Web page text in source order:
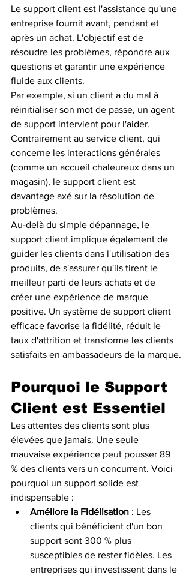
Le support client est l'assistance qu'une
entreprise fournit avant, pendant et
après un achat. L'objectif est de
résoudre les problèmes, répondre aux
questions et garantir une expérience
fluide aux clients.
Par exemple, si un client a du mal à
réinitialiser son mot de passe, un agent
de support intervient pour l'aider.
Contrairement au service client, qui
concerne les interactions générales
(comme un accueil chaleureux dans un
magasin), le support client est
davantage axé sur la résolution de
problèmes.
Au-delà du simple dépannage, le
support client implique également de
guider les clients dans l'utilisation des
produits, de s'assurer qu'ils tirent le
meilleur parti de leurs achats et de
créer une expérience de marque
positive. Un système de support client
efficace favorise la fidélité, réduit le
taux d'attrition et transforme les clients
satisfaits en ambassadeurs de la marque.
Pourquoi le Support
Client est Essentiel
Les attentes des clients sont plus
élevées que jamais. Une seule
mauvaise expérience peut pousser 89
% des clients vers un concurrent. Voici
pourquoi un support solide est
indispensable :
Améliore la Fidélisation : Les
clients qui bénéficient d'un bon
support sont 300 % plus
susceptibles de rester fidèles. Les
entreprises qui investissent dans le